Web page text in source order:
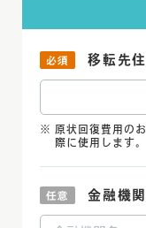
移転先
原状回復費用の
際に使用します。
金融機